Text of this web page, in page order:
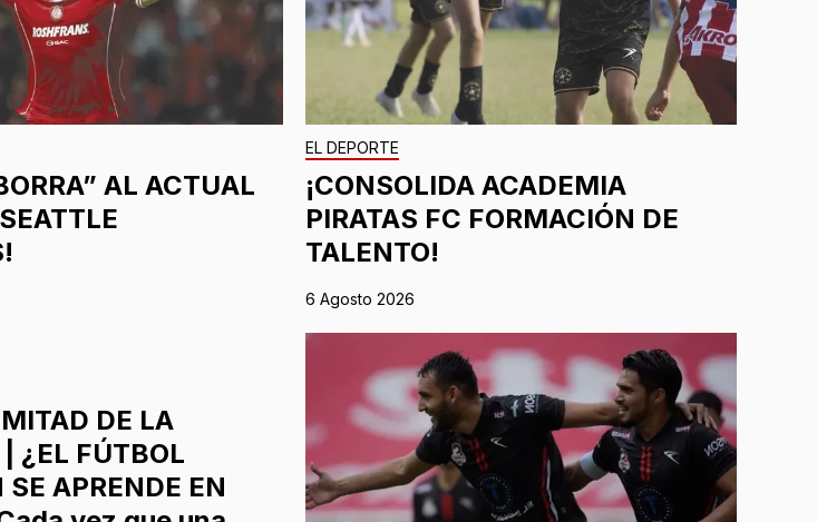
AL ACTUAL
EL DEPORTE
¡CONSOLIDA ACADEMIA
PIRATAS FC FORMACIÓN DE
TALENTO!
6 Agosto 2026
DE LA
¿EL FÚTBOL
APRENDE EN